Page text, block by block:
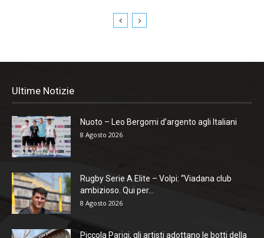
Ultime Notizie
Nuoto – Leo Bergomi d’argento agli Italiani
8 Agosto 2026
Rugby Serie A Elite – Volpi: “Viadana club
ambizioso. Qui per...
8 Agosto 2026
Piccola Parigi, gli artisti adottano le botti della